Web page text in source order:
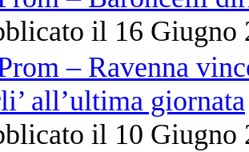
il 16 Giugno
– Ravenna
all’ultima giornata
il 10 Giugno